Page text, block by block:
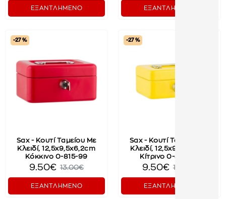
ΕΞΑΝΤΛΗΜΕΝΟ ΕΞΑΝΤΛΗΜΕΝΟ
-27 %
Sax - Κουτί Ταμείου Με
Κλειδί, 12,5x9,5x6,2cm
Κόκκινο 0-815-99
9.50€ 13.00€
ΕΞΑΝΤΛΗΜΕΝΟ
-27 %
Sax - Κουτί Ταμείου Με
Κλειδί, 12,5x9,5x6,2cm
Κίτρινο 0-815-99
9.50€ 13.00€
ΕΞΑΝΤΛΗΜΕΝΟ